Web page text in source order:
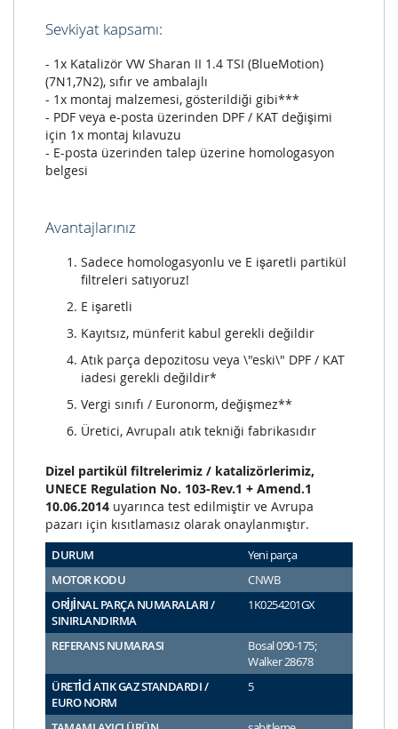
Sevkiyat kapsamı:
- 1x Katalizör VW Sharan II 1.4 TSI (BlueMotion)
(7N1,7N2), sıfır ve ambalajlı
- 1x montaj malzemesi, gösterildiği gibi***
- PDF veya e-posta üzerinden DPF / KAT değişimi
için 1x montaj kılavuzu
- E-posta üzerinden talep üzerine homologasyon
belgesi
Avantajlarınız
Sadece homologasyonlu ve E işaretli partikül
filtreleri satıyoruz!
E işaretli
Kayıtsız, münferit kabul gerekli değildir
Atık parça depozitosu veya \"eski\" DPF / KAT
iadesi gerekli değildir*
Vergi sınıfı / Euronorm, değişmez**
Üretici, Avrupalı atık tekniği fabrikasıdır
Dizel partikül filtrelerimiz / katalizörlerimiz,
UNECE Regulation No. 103-Rev.1 + Amend.1
10.06.2014 uyarınca test edilmiştir ve Avrupa
pazarı için kısıtlamasız olarak onaylanmıştır.
DURUM
Yeni parça
MOTOR KODU
CNWB
ORİJİNAL PARÇA NUMARALARI /
SINIRLANDIRMA
1K0254201GX
REFERANS NUMARASI
Bosal 090-175;
Walker 28678
ÜRETİCİ ATIK GAZ STANDARDI /
EURO NORM
5